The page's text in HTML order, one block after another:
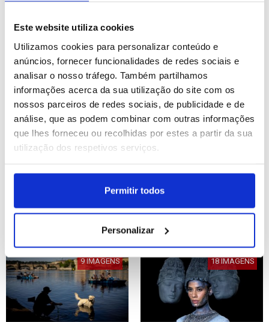
Este website utiliza cookies
Utilizamos cookies para personalizar conteúdo e
anúncios, fornecer funcionalidades de redes sociais e
analisar o nosso tráfego. Também partilhamos
informações acerca da sua utilização do site com os
nossos parceiros de redes sociais, de publicidade e de
análise, que as podem combinar com outras informações
que lhes forneceu ou recolhidas por estes a partir da sua
utilização dos respetivos serviços.
Permitir todos
Personalizar
no Olympiapark, em
Munique
ID: 47546245 Data: 31/07/2026 09:14
Pancevo 4-0 em jogo da
pré-eliminatória de
acesso à fase de liga da
Liga Conferência
ID: 47544828
Benfica vence St. Gallen
eliminatória de acesso à
Incêndio em Valpaços
9 IMAGENS 18 IMAGENS